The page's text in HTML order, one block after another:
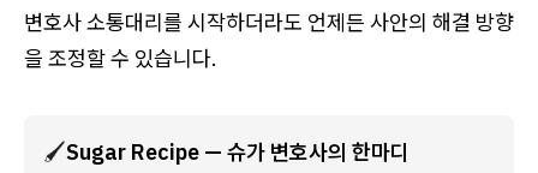
변호사 소통대리를 시작하더라도 언제든 사안의 해결 방향
을 조정할 수 있습니다.
🖌️Sugar Recipe — 슈가 변호사의 한마디